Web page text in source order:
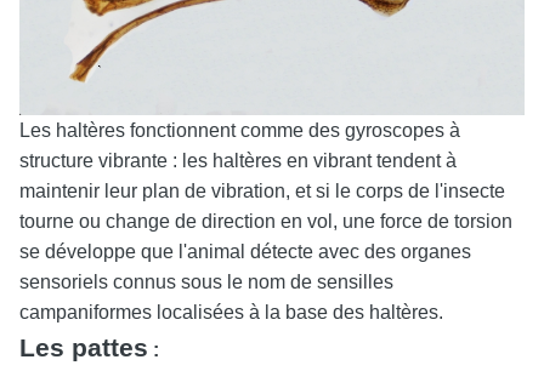
Les haltères fonctionnent comme des gyroscopes à
structure vibrante : les haltères en vibrant tendent à
maintenir leur plan de vibration, et si le corps de l'insecte
tourne ou change de direction en vol, une force de torsion
se développe que l'animal détecte avec des organes
sensoriels connus sous le nom de sensilles
campaniformes localisées à la base des haltères.
Les pattes :